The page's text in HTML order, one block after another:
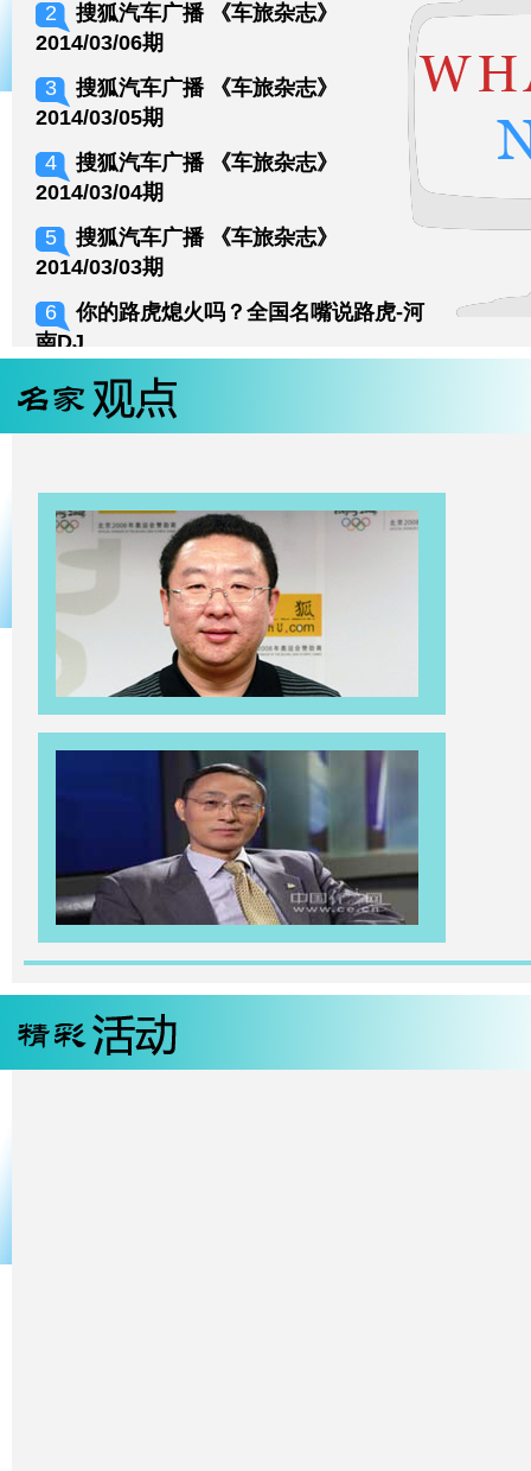
2
搜狐汽车广播 《车旅杂志》
2014/03/06期
3
搜狐汽车广播 《车旅杂志》
2014/03/05期
4
搜狐汽车广播 《车旅杂志》
2014/03/04期
5
搜狐汽车广播 《车旅杂志》
2014/03/03期
6
你的路虎熄火吗？全国名嘴说路虎-河
南DJ
7
你的路虎熄火吗？全国名嘴说路虎-湖
北DJ
龙江DJ
9
你的路虎熄火吗？全国名嘴说路虎-广
东DJ
10 你的路虎熄火吗？全国名嘴说路虎-福
建DJ
其实大家对于三包政策的理解都是有一个过程的。三包政策执行之后，对于